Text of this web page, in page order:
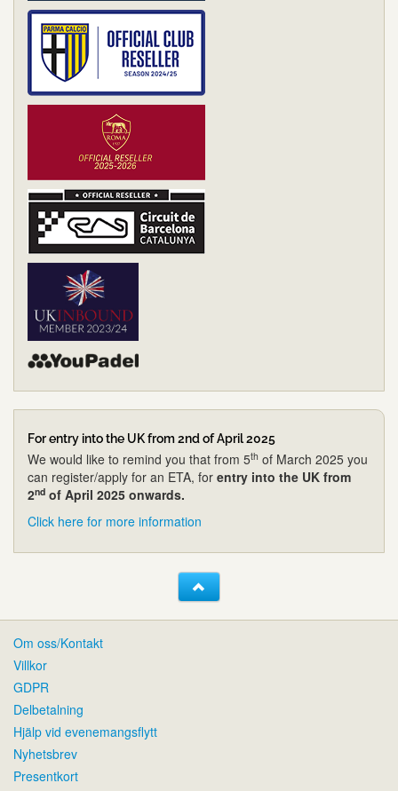
For entry into the UK from 2nd of April 2025
We would like to remind you that from 5th of March 2025 you
can register/apply for an ETA, for entry into the UK from
2nd of April 2025 onwards.
Click here for more information
Om oss/Kontakt
Villkor
GDPR
Delbetalning
Hjälp vid evenemangsflytt
Nyhetsbrev
Presentkort